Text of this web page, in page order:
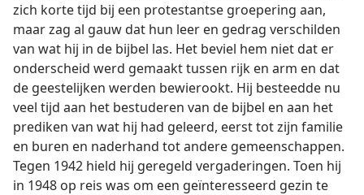
zich korte tijd bij een protestantse groepering aan,
maar zag al gauw dat hun leer en gedrag verschilden
van wat hij in de bijbel las. Het beviel hem niet dat er
onderscheid werd gemaakt tussen rijk en arm en dat
de geestelijken werden bewierookt. Hij besteedde nu
veel tijd aan het bestuderen van de bijbel en aan het
prediken van wat hij had geleerd, eerst tot zijn familie
en buren en naderhand tot andere gemeenschappen.
Tegen 1942 hield hij geregeld vergaderingen. Toen hij
in 1948 op reis was om een geïnteresseerd gezin te